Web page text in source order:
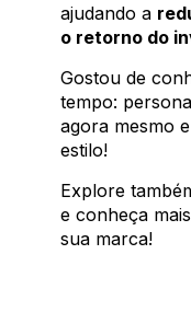
ajudando a
o retorno do
Gostou de
tempo:
agora mesmo
estilo!
Explore
e conheça
sua marca!